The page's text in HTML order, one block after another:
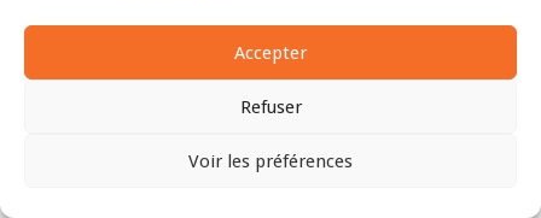
Accepter
Refuser
Voir les préférences